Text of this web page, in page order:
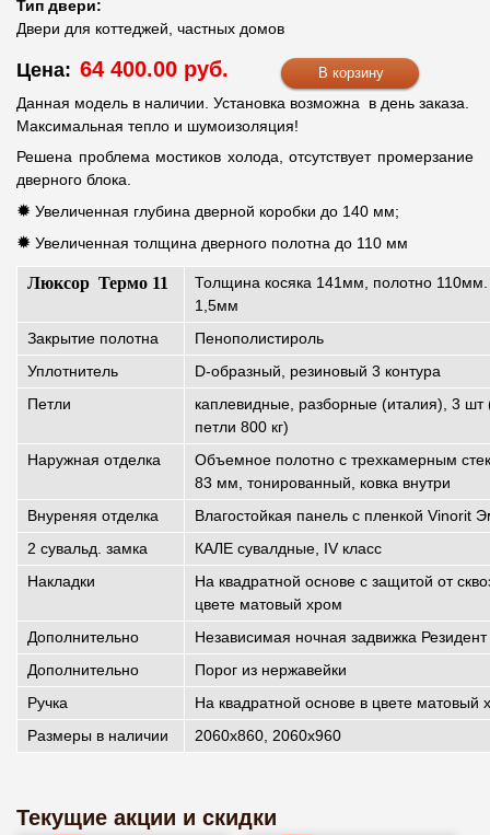
Тип двери:
Двери для коттеджей, частных домов
Цена: 64 400.00 руб.
Данная модель в наличии. Установка возможна в день заказа.
Максимальная тепло и шумоизоляция!
Решена проблема мостиков холода, отсутствует промерзание
дверного блока.
✹ Увеличенная глубина дверной коробки до 140 мм;
✹ Увеличенная толщина дверного полотна до 110 мм
Люксор Термо 11
Толщина косяка 141мм, полотно
1,5мм
Закрытие полотна
Пенополистироль
Уплотнитель
D-образный, резиновый 3 контура
Петли
каплевидные, разборные (италия), 3 шт
петли 800 кг)
Наружная отделка
Объемное полотно с трехкамерным
83 мм, тонированный, ковка внутри
Внуреняя отделка
Влагостойкая панель с пленкой Vinorit
2 сувальд. замка
КАЛЕ сувалдные, IV класс
Накладки
На квадратной основе с защитой от
цвете матовый хром
Дополнительно
Независимая ночная задвижка Резидент
Дополнительно
Порог из нержавейки
Ручка
На квадратной основе в цвете матовый
Размеры в наличии
2060х860, 2060х960
Текущие акции и скидки